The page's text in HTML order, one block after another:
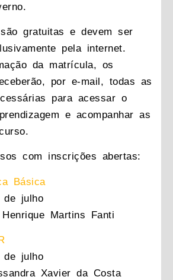
gratuitas e devem ser
pela internet.
da matrícula, os
por e-mail, todas as
para acessar o
e acompanhar as
com inscrições abertas:
Básica
julho
Martins Fanti
de julho
Xavier da Costa